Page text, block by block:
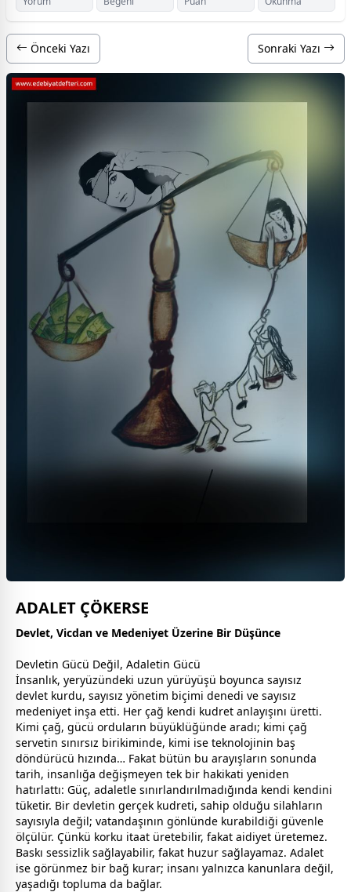
Önceki Yazı Sonraki Yazı
ADALET ÇÖKERSE
Devlet, Vicdan ve Medeniyet Üzerine Bir Düşünce
Devletin Gücü Değil, Adaletin Gücü
İnsanlık, yeryüzündeki uzun yürüyüşü boyunca sayısız
devlet kurdu, sayısız yönetim biçimi denedi ve sayısız
medeniyet inşa etti. Her çağ kendi kudret anlayışını üretti.
Kimi çağ, gücü orduların büyüklüğünde aradı; kimi çağ
servetin sınırsız birikiminde, kimi ise teknolojinin baş
döndürücü hızında… Fakat bütün bu arayışların sonunda
tarih, insanlığa değişmeyen tek bir hakikati yeniden
hatırlattı: Güç, adaletle sınırlandırılmadığında kendi kendini
tüketir. Bir devletin gerçek kudreti, sahip olduğu silahların
sayısıyla değil; vatandaşının gönlünde kurabildiği güvenle
ölçülür. Çünkü korku itaat üretebilir, fakat aidiyet üretemez.
Baskı sessizlik sağlayabilir, fakat huzur sağlayamaz. Adalet
ise görünmez bir bağ kurar; insanı yalnızca kanunlara değil,
yaşadığı topluma da bağlar.